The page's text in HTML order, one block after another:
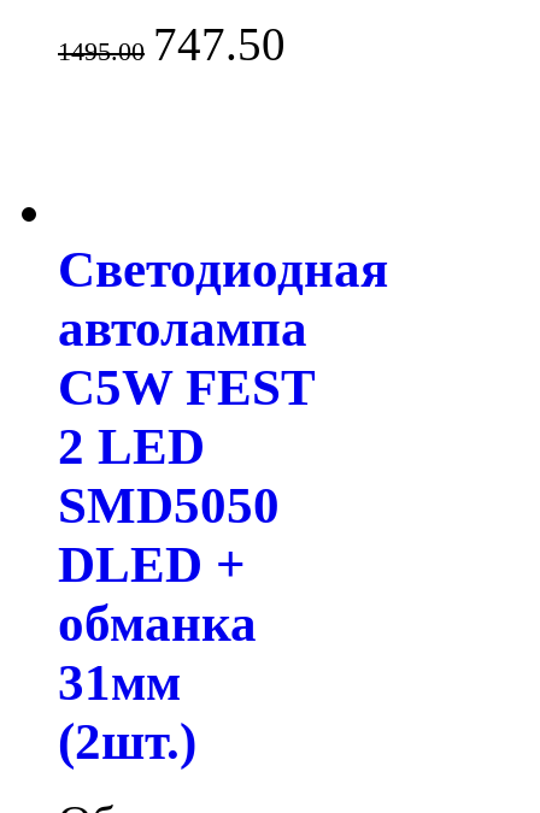
1495.00 747.50
Светодиодная
автолампа
C5W FEST
2 LED
SMD5050
DLED +
обманка
31мм
(2шт.)